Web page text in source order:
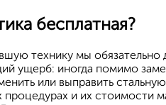
бесплатная?
технику мы
ущерб: иногда помимо
или выправить
и их стоимости